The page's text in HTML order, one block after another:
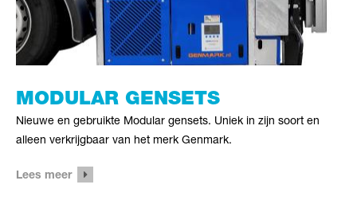
MODULAR GENSETS
Nieuwe en gebruikte Modular gensets. Uniek in zijn soort en
alleen verkrijgbaar van het merk Genmark.
Lees meer